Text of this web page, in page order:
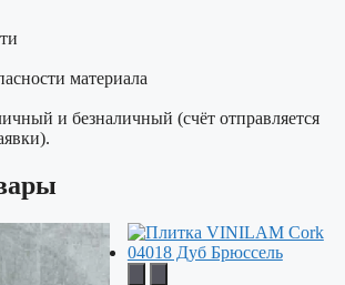
материала
и безналичный (счёт отправляется